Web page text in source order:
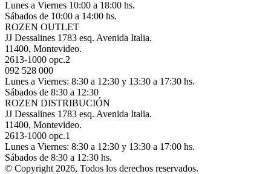
Lunes a Viernes 10:00 a 18:00 hs.
Sábados de 10:00 a 14:00 hs.
ROZEN OUTLET
JJ Dessalines 1783 esq. Avenida Italia.
11400, Montevideo.
2613-1000 opc.2
092 528 000
Lunes a Viernes: 8:30 a 12:30 y 13:30 a 17:30 hs.
Sábados de 8:30 a 12:30
ROZEN DISTRIBUCIÓN
JJ Dessalines 1783 esq. Avenida Italia.
11400, Montevideo.
2613-1000 opc.1
Lunes a Viernes: 8:30 a 12:30 y 13:30 a 17:00 hs.
Sábados de 8:30 a 12:30 hs.
© Copyright 2026, Todos los derechos reservados.